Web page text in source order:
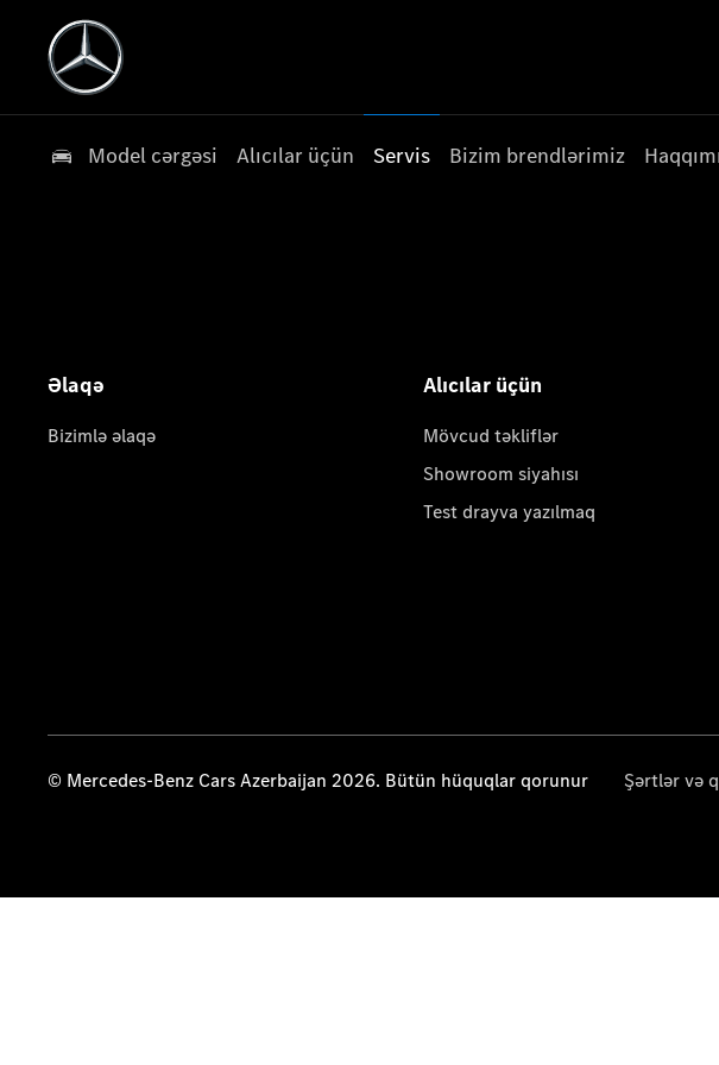
Model cərgəsi Alıcılar üçün Servis Bizim brendlərimiz
Əlaqə
Bizimlə əlaqə
Alıcılar üçün
Mövcud təkliflər
Showroom siyahısı
Test drayva yazılmaq
© Mercedes-Benz Cars Azerbaijan 2026. Bütün hüquqlar qorunur Şərtlər və